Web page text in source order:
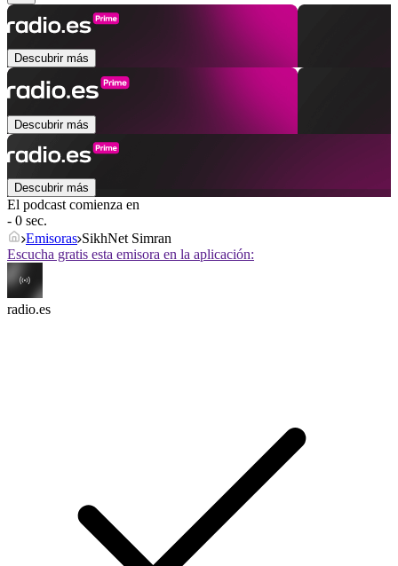
Descubrir más
Descubrir más
Descubrir más
El podcast comienza en
- 0 sec.
Emisoras SikhNet Simran
Escucha gratis esta emisora en la aplicación:
radio.es